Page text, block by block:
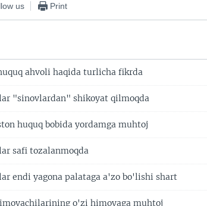
us Print
ahvoli haqida turlicha fikrda
"sinovlardan" shikoyat qilmoqda
huquq bobida yordamga muhtoj
safi tozalanmoqda
endi yagona palataga a'zo bo'lishi shart
o'zi himoyaga muhtoj